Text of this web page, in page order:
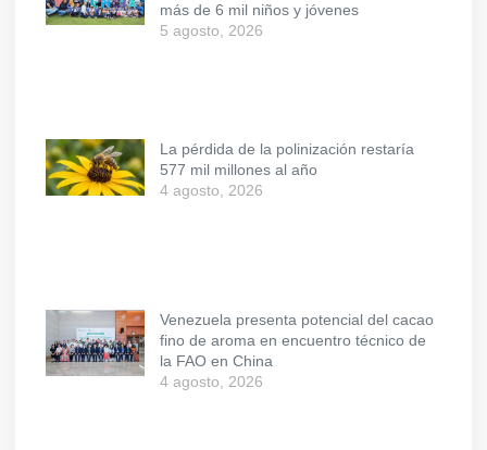
más de 6 mil niños y jóvenes
5 agosto, 2026
La pérdida de la polinización restaría
577 mil millones al año
4 agosto, 2026
Venezuela presenta potencial del cacao
fino de aroma en encuentro técnico de
la FAO en China
4 agosto, 2026